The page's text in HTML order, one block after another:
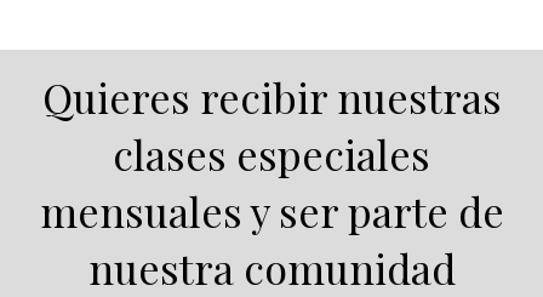
Quieres recibir nuestras
clases especiales
mensuales y ser parte de
nuestra comunidad